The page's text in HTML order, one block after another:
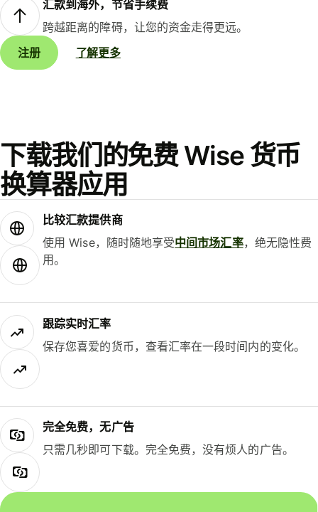
汇款到海外，节省手续费
跨越距离的障碍，让您的资金走得更远。
注册
了解更多
下载我们的免费 Wise 货币
换算器应用
比较汇款提供商
使用 Wise，随时随地享受中间市场汇率，绝无隐性费
用。
跟踪实时汇率
保存您喜爱的货币，查看汇率在一段时间内的变化。
完全免费，无广告
只需几秒即可下载。完全免费，没有烦人的广告。